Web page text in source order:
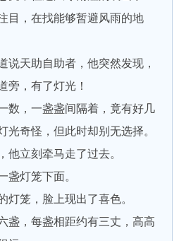
，在找能够暂避风雨的地
天助自助者，他突然发现，
旁，有了灯光！
，一盏盏间隔着，竟有好几
光奇怪，但此时却别无选择。
立刻牵马走了过去。
灯笼下面。
笼，脸上现出了喜色。
，每盏相距约有三丈，高高